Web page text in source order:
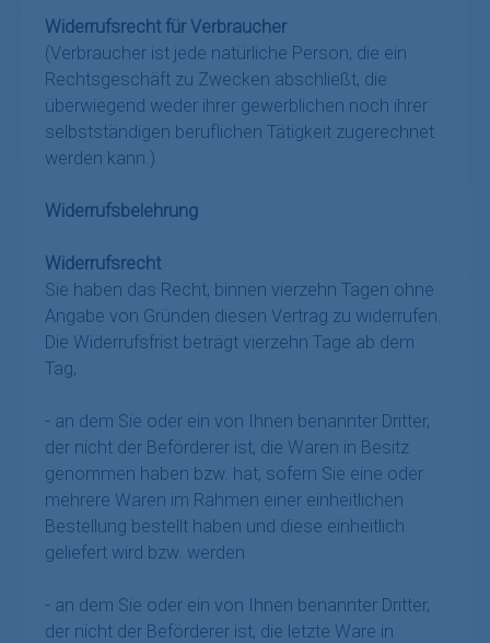
Widerrufsrecht für Verbraucher
(Verbraucher ist jede natürliche Person, die ein
Rechtsgeschäft zu Zwecken abschließt, die
überwiegend weder ihrer gewerblichen noch ihrer
selbstständigen beruflichen Tätigkeit zugerechnet
werden kann.)
Widerrufsbelehrung
Widerrufsrecht
Sie haben das Recht, binnen vierzehn Tagen ohne
Angabe von Gründen diesen Vertrag zu widerrufen.
Die Widerrufsfrist beträgt vierzehn Tage ab dem
Tag,
- an dem Sie oder ein von Ihnen benannter Dritter,
der nicht der Beförderer ist, die Waren in Besitz
genommen haben bzw. hat, sofern Sie eine oder
mehrere Waren im Rahmen einer einheitlichen
Bestellung bestellt haben und diese einheitlich
geliefert wird bzw. werden
- an dem Sie oder ein von Ihnen benannter Dritter,
der nicht der Beförderer ist, die letzte Ware in